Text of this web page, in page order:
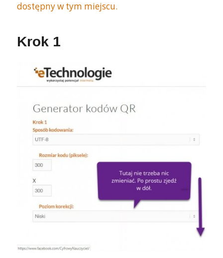
dostępny w tym miejscu.
Krok 1